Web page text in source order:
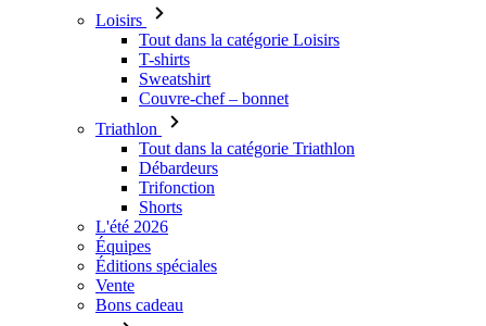
Loisirs
Tout dans la catégorie Loisirs
T-shirts
Sweatshirt
Couvre-chef – bonnet
Triathlon
Tout dans la catégorie Triathlon
Débardeurs
Trifonction
Shorts
L'été 2026
Équipes
Éditions spéciales
Vente
Bons cadeau